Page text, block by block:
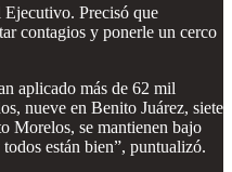
Precisó que
contagios y ponerle un cerco
aplicado más de 62 mil
nueve en Benito Juárez, siete
Morelos, se mantienen bajo
están bien”, puntualizó.